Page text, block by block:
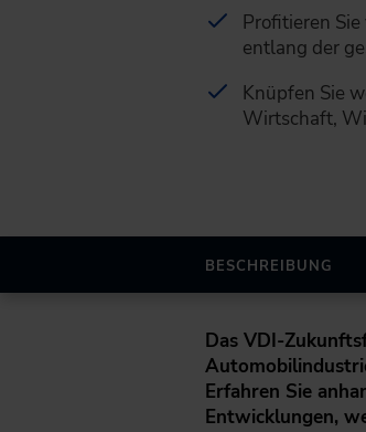
Profitieren
entlang der
Knüpfen Sie
Wirtschaft,
BESCHREIBUNG
Das VDI-
Erfahren Sie
Entwicklungen,